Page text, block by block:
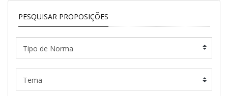
PESQUISAR PROPOSIÇÕES